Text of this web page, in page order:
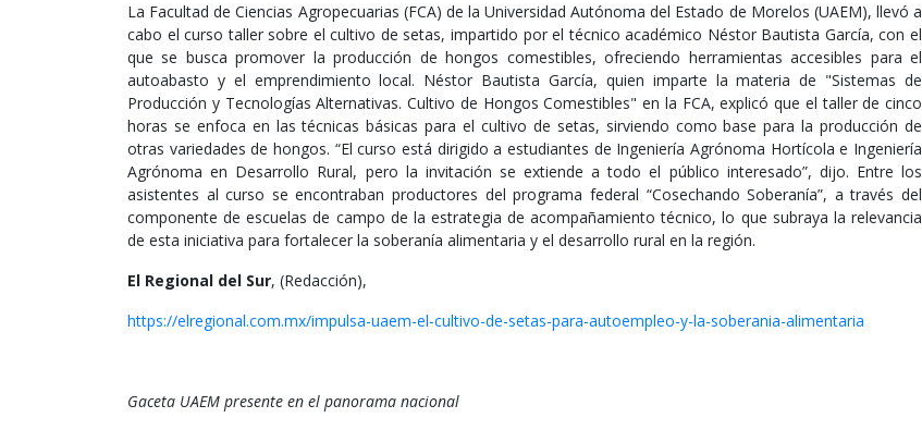
La Facultad de Ciencias Agropecuarias (FCA) de la Universidad Autónoma del Estado de Morelos (UAEM), llevó a
cabo el curso taller sobre el cultivo de setas, impartido por el técnico académico Néstor Bautista García, con el
que se busca promover la producción de hongos comestibles, ofreciendo herramientas accesibles para el
autoabasto y el emprendimiento local. Néstor Bautista García, quien imparte la materia de "Sistemas de
Producción y Tecnologías Alternativas. Cultivo de Hongos Comestibles" en la FCA, explicó que el taller de cinco
horas se enfoca en las técnicas básicas para el cultivo de setas, sirviendo como base para la producción de
otras variedades de hongos. “El curso está dirigido a estudiantes de Ingeniería Agrónoma Hortícola e Ingeniería
Agrónoma en Desarrollo Rural, pero la invitación se extiende a todo el público interesado”, dijo. Entre los
asistentes al curso se encontraban productores del programa federal “Cosechando Soberanía”, a través del
componente de escuelas de campo de la estrategia de acompañamiento técnico, lo que subraya la relevancia
de esta iniciativa para fortalecer la soberanía alimentaria y el desarrollo rural en la región.
El Regional del Sur, (Redacción),
https://elregional.com.mx/impulsa-uaem-el-cultivo-de-setas-para-autoempleo-y-la-soberania-alimentaria
Gaceta UAEM presente en el panorama nacional